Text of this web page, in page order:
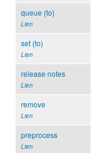
queue (to)
Lien
set (to)
Lien
release notes
Lien
remove
Lien
preprocess
Lien